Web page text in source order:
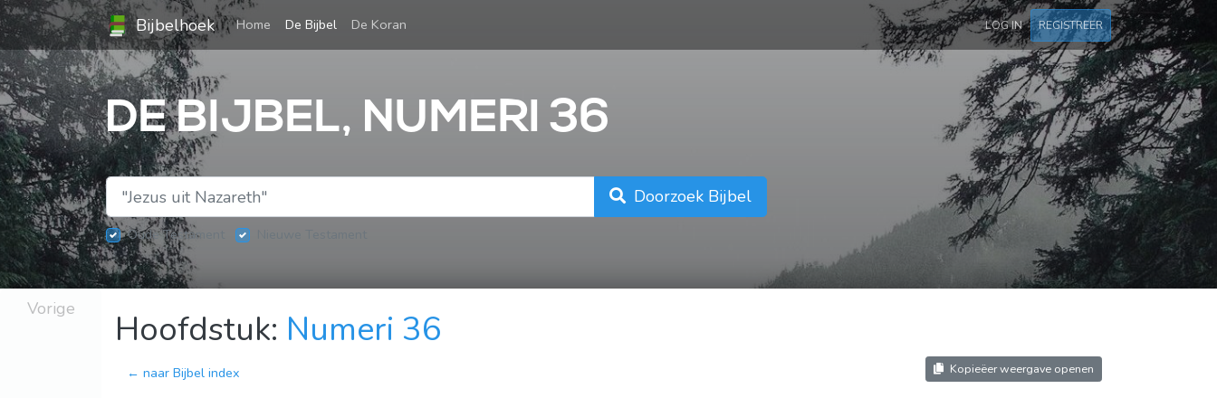
Bijbelhoek Home (current)
De Bijbel De Koran LOG IN REGISTREER
DE BIJBEL, NUMERI 36
Doorzoek Bijbel
Oude Testament
Vorige Hoofdstuk: Numeri 36
← naar Bijbel index Kopieëer weergave openen